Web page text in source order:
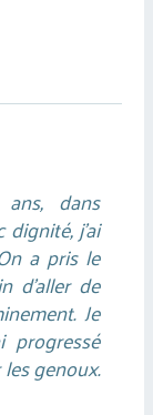
dans
dignité, j’ai
a pris le
d’aller de
Je
progressé
genoux.